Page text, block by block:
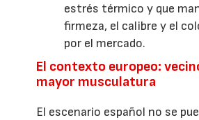
estrés térmico y que
firmeza, el calibre y el
por el mercado.
El contexto europeo:
mayor musculatura
El escenario español no se